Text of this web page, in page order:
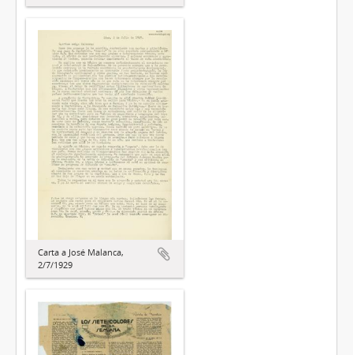
Carta a José Malanca,
2/7/1929